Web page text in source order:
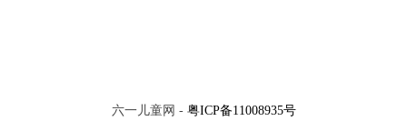
六一儿童网 - 粤ICP备11008935号